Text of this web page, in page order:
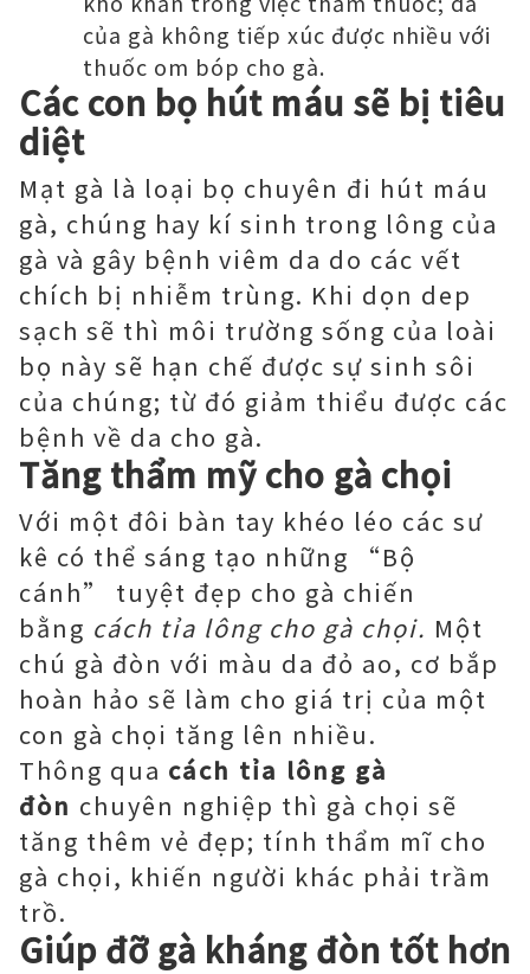
của gà không tiếp xúc được nhiều với
thuốc om bóp cho gà.
Các con bọ hút máu sẽ bị tiêu
diệt
Mạt gà là loại bọ chuyên đi hút máu
gà, chúng hay kí sinh trong lông của
gà và gây bệnh viêm da do các vết
chích bị nhiễm trùng. Khi dọn dep
sạch sẽ thì môi trường sống của loài
bọ này sẽ hạn chế được sự sinh sôi
của chúng; từ đó giảm thiểu được các
bệnh về da cho gà.
Tăng thẩm mỹ cho gà chọi
Với một đôi bàn tay khéo léo các sư
kê có thể sáng tạo những “Bộ
cánh” tuyệt đẹp cho gà chiến
bằng cách tỉa lông cho gà chọi. Một
chú gà đòn với màu da đỏ ao, cơ bắp
hoàn hảo sẽ làm cho giá trị của một
con gà chọi tăng lên nhiều.
Thông qua cách tỉa lông gà
đòn chuyên nghiệp thì gà chọi sẽ
tăng thêm vẻ đẹp; tính thẩm mĩ cho
gà chọi, khiến người khác phải trầm
trồ.
Giúp đỡ gà kháng đòn tốt hơn